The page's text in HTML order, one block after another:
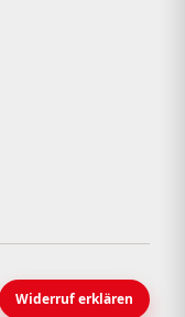
Widerruf erklären